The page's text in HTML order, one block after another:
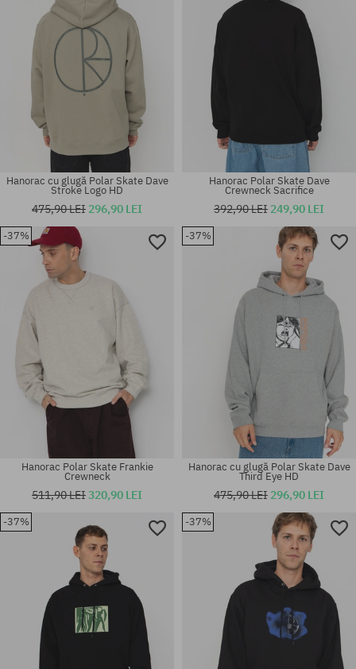
Mărimi existente:
Mărimi existente:
Mărimi existente:
Hanorac cu glugă Polar Skate Dave
Stroke Logo HD
475,90 LEI 296,90 LEI
Mărimi existente:
Hanorac Polar Skate Dave
Crewneck Sacrifice
392,90 LEI 249,90 LEI
-37%
Hanorac Polar Skate Frankie
Crewneck
511,90 LEI320,90 LEI
-37%
Hanorac cu glugă Polar Skate Dave
Third Eye HD
475,90 LEI 296,90 LEI
-37% -37%